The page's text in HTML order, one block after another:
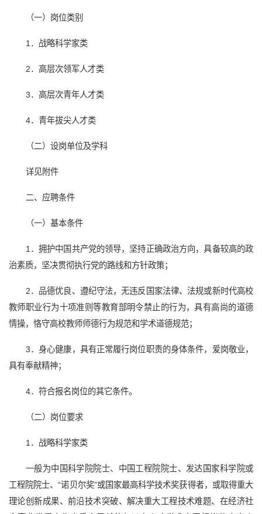
（一）岗位类别
1．战略科学家类
2．高层次领军人才类
3．高层次青年人才类
4．青年拔尖人才类
（二）设岗单位及学科
详见附件
二、应聘条件
（一）基本条件
1．拥护中国共产党的领导，坚持正确政治方向，具备较高的政
治素质，坚决贯彻执行党的路线和方针政策；
2．品德优良、遵纪守法，无违反国家法律、法规或新时代高校
教师职业行为十项准则等教育部明令禁止的行为，具有高尚的道德
情操，恪守高校教师师德行为规范和学术道德规范；
3．身心健康，具有正常履行岗位职责的身体条件，爱岗敬业，
具有奉献精神；
4．符合报名岗位的其它条件。
（二）岗位要求
1．战略科学家类
一般为中国科学院院士、中国工程院院士、发达国家科学院或
工程院院士、“诺贝尔奖”或国家最高科学技术奖获得者，或取得重大
理论创新成果、前沿技术突破、解决重大工程技术难题、在经济社